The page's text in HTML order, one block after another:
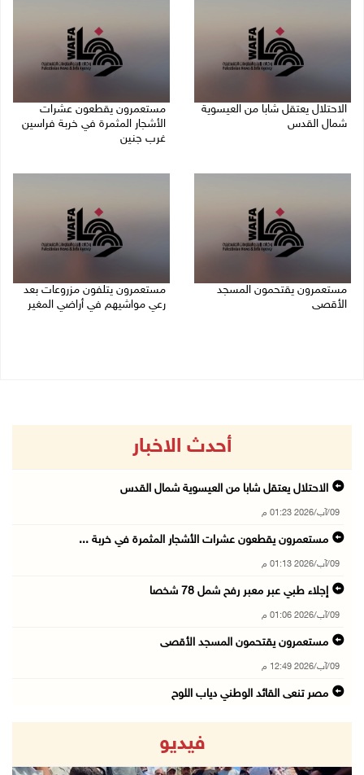
الاحتلال يعتقل شابا من العيسوية
شمال القدس
مستعمرون يقطعون عشرات
الأشجار المثمرة في خربة فراسين
غرب جنين
مستعمرون يقتحمون المسجد
الأقصى
مستعمرون يتلفون مزروعات بعد
رعي مواشيهم في أراضي المغير
أحدث الاخبار
الاحتلال يعتقل شابا من العيسوية شمال القدس
09/آب/2026 01:23 م
مستعمرون يقطعون عشرات الأشجار المثمرة في خربة ...
09/آب/2026 01:13 م
إجلاء طبي عبر معبر رفح شمل 78 شخصا
09/آب/2026 01:06 م
مستعمرون يقتحمون المسجد الأقصى
09/آب/2026 12:49 م
مصر تنعى القائد الوطني دياب اللوح
جهاد يرسم على الخيمة مشاهد الحرب في غزة
09/آب/2026 12:17 م
فيديو